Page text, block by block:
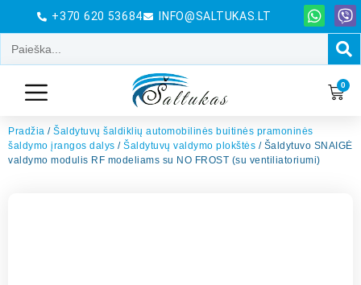
+370 620 53684 INFO@SALTUKAS.LT
0
Pradžia / Šaldytuvų šaldiklių automobilinės buitinės pramoninės
šaldymo įrangos dalys / Šaldytuvų valdymo plokštės / Šaldytuvo SNAIGĖ
valdymo modulis RF modeliams su NO FROST (su ventiliatoriumi)